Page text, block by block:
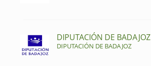
DIPUTACIÓN DE BADAJOZ
DIPUTACIÓN DE BADAJOZ